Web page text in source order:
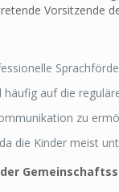
Vorsitzende
auf die
zu
die Kinder meist